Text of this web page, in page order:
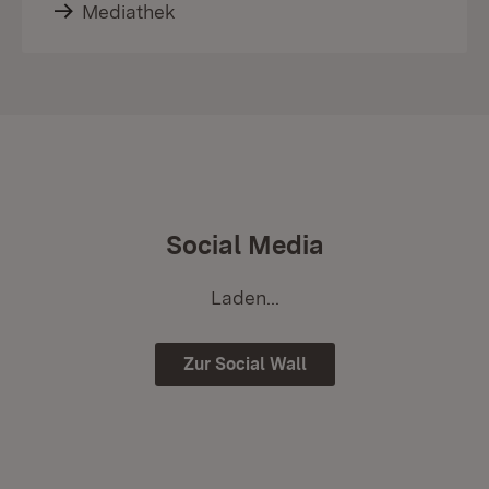
Mediathek
Social Media
Laden...
Zur Social Wall